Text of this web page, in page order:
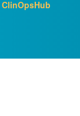
ClinOpsHub